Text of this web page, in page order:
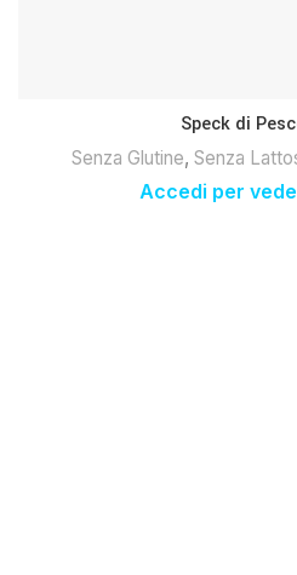
Speck di
Senza Glutine, Senza
Accedi per